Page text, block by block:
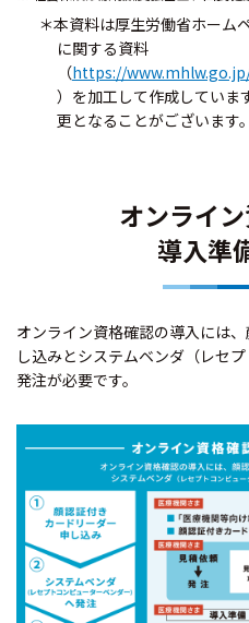
＊本資料は厚生労働省ホーム
に関する資料
（https://
）を加工して作成していま
更となることがございます。
オンライ
導入準
オンライン資格確認の導入には
し込みとシステムベンダ（レセ
発注が必要です。